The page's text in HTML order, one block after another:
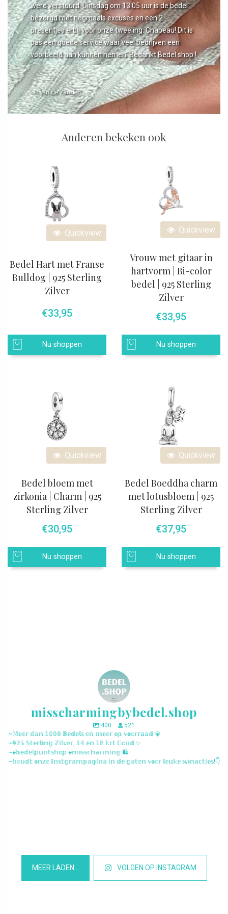
werd verstuurd. Dinsdag om 13.05 uur is de bedel
bezorgd met nogmaals excuses en een 2
presentjes erbij voor onze tweeling. Chapeau! Dit is
pas een goede service waar veel bedrijven een
voorbeeld aan kunnen nemen. Bedankt Bedel.shop !
- R van de Zanden
Anderen bekeken ook
Quickview
Bedel Hart met Franse
Bulldog | 925 Sterling
Zilver
€33,95
Nu shoppen
Quickview
Vrouw met gitaar in
hartvorm | Bi-color
bedel | 925 Sterling
Zilver
€33,95
Nu shoppen
Quickview
Bedel bloem met
zirkonia | Charm | 925
Sterling Zilver
€30,95
Nu shoppen
Quickview
Bedel Boeddha charm
met lotusbloem | 925
Sterling Zilver
€37,95
Nu shoppen
misscharmingbybedel.shop
400
521
~𝕄𝕖𝕖𝕣 𝕕𝕒𝕟 𝟙𝟘𝟘𝟘 𝔹𝕖𝕕𝕖𝕝𝕤 𝕖𝕟 𝕞𝕖𝕖𝕣 𝕠𝕡 𝕧𝕠𝕠𝕣𝕣𝕒𝕒𝕕 💎
~𝟡𝟚𝟝 𝕊𝕥𝕖𝕣𝕝𝕚𝕟𝕘 ℤ𝕚𝕝𝕧𝕖𝕣, 𝟙𝟜 𝕖𝕟 𝟙𝟠 𝕜𝕣𝕥 𝔾𝕠𝕦𝕕 ✨
~#𝕓𝕖𝕕𝕖𝕝𝕡𝕦𝕟𝕥𝕤𝕙𝕠𝕡 #𝕞𝕚𝕤𝕤𝕔𝕙𝕒𝕣𝕞𝕚𝕟𝕘 🛍️
~𝕙𝕠𝕦𝕕𝕥 𝕠𝕟𝕫𝕖 𝕀𝕟𝕤𝕥𝕘𝕣𝕒𝕞𝕡𝕒𝕘𝕚𝕟𝕒 𝕚𝕟 𝕕𝕖 𝕘𝕒𝕥𝕖𝕟 𝕧𝕠𝕠𝕣 𝕝𝕖𝕦𝕜𝕖 𝕨𝕚𝕟𝕒𝕔𝕥𝕚𝕖𝕤!👇
MEER LADEN… VOLGEN OP INSTAGRAM